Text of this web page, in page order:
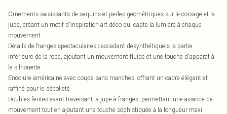
Ornements saisissants de sequins et perles géométriques sur le corsage et la
jupe, créant un motif d'inspiration art déco qui capte la lumière à chaque
mouvement
Détails de franges spectaculaires cascadant desynthétiqueis la partie
inférieure de la robe, ajoutant un mouvement fluide et une touche d'apparat à
la silhouette
Encolure américaine avec coupe sans manches, offrant un cadre élégant et
raffiné pour le décolleté
Doubles fentes avant traversant la jupe à franges, permettant une aisance de
mouvement tout en ajoutant une touche sophistiquée à la longueur maxi